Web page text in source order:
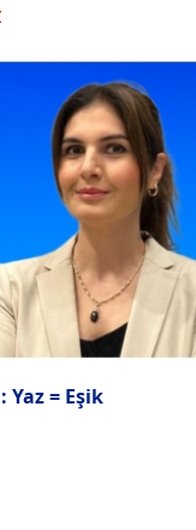
Yaz = Eşik